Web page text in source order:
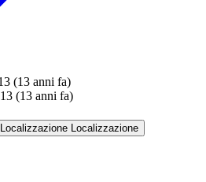
(13 anni fa)
(13 anni fa)
Localizzazione Localizzazione